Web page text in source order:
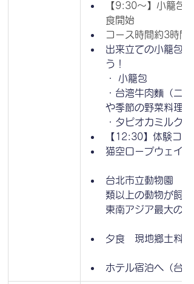
【9:30～】小籠包
食開始
コース時間約3時間
出来立ての小籠包を
う！
・ 小籠包
・台湾牛肉麵（ニ
や季節の野菜料理
・タピオカミルク
【12:30】体験コー
猫空ロープウェイ体
台北市立動物園　園
類以上の動物が飼育
東南アジア最大の動
夕食　現地郷土料理
ホテル宿泊へ（台北